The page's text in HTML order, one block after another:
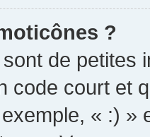
?
de petites
code court et
« :) »